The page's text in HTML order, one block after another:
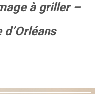
à griller –
d’Orléans